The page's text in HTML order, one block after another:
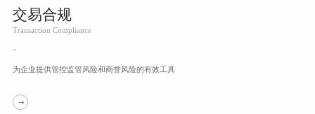
交易合规
Transaction Compliance
为企业提供管控监管风险和商誉风险的有效工具